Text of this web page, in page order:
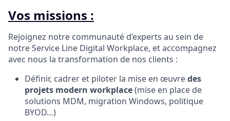
Vos missions :
Rejoignez notre communauté d’experts au sein de
notre Service Line Digital Workplace, et accompagnez
avec nous la transformation de nos clients :
Définir, cadrer et piloter la mise en œuvredes
projets modern workplace(mise en place de
solutions MDM, migration Windows, politique
BYOD…)